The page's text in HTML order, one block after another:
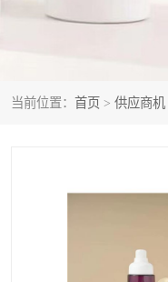
当前位置： 首页 > 供应商机